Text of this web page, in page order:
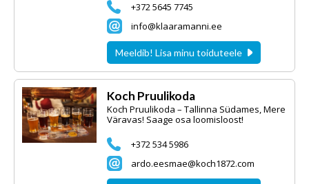
+372 5645 7745
info@klaaramanni.ee
Meeldib! Lisa minu toiduteele
Koch Pruulikoda
Koch Pruulikoda – Tallinna Südames, Mere
Väravas! Saage osa loomisloost!
+372 534 5986
ardo.eesmae@koch1872.com